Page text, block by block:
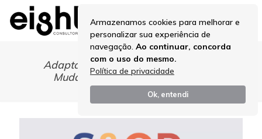
Armazenamos cookies para melhorar e
personalizar sua experiência de
navegação. Ao continuar, concorda
com o uso do mesmo.
Política de privacidade
Ok, entendi
Adaptação do S&OP em Tempos de
Mudanças Rápidas no Mercado